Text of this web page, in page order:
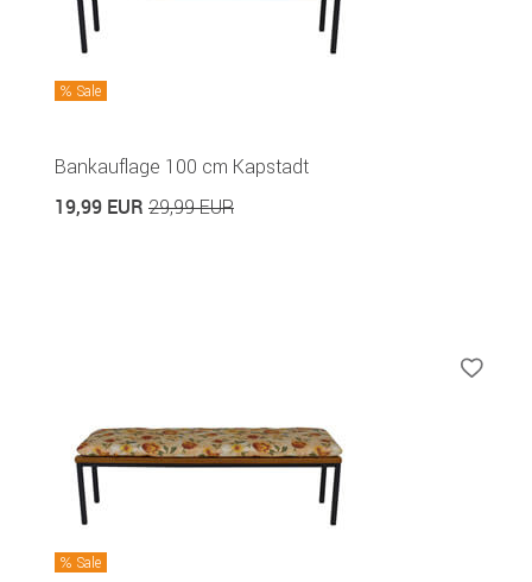
Sale
Bankauflage 100 cm Kapstadt
19,99 EUR 29,99 EUR
Sale